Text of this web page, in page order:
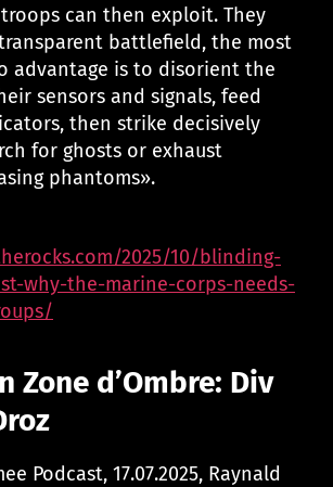
can then exploit. They
battlefield, the most
advantage is to disorient the
sensors and signals, feed
then strike decisively
for ghosts or exhaust
phantoms».
2025/10/blinding-
why-the-marine-corps-needs-
Zone d’Ombre: Div
Podcast, 17.07.2025, Raynald